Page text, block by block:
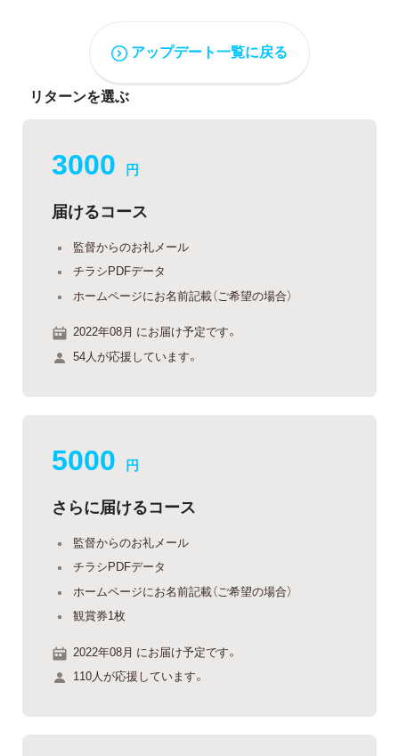
アップデート一覧に戻る
リターンを選ぶ
3000 円
届けるコース
監督からのお礼メール
チラシPDFデータ
ホームページにお名前記載（ご希望の場合）
2022年08月 にお届け予定です。
54人が応援しています。
5000 円
さらに届けるコース
監督からのお礼メール
チラシPDFデータ
ホームページにお名前記載（ご希望の場合）
観賞券1枚
2022年08月 にお届け予定です。
110人が応援しています。